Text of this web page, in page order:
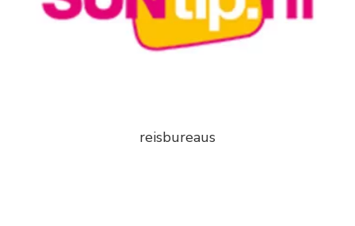
reisbureaus